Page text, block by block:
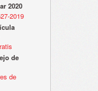
2020
2019
de
de